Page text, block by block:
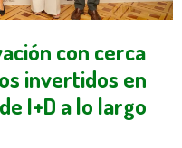
con cerca
invertidos en
I+D a lo largo